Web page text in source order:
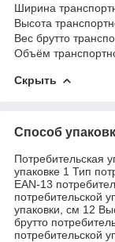
Ширина
Высота
Вес брутто
Объём
Скрыть
Способ
Потребительская
упаковке 1 Тип
EAN-13
потребительской
упаковки, см 12
брутто
потребительской